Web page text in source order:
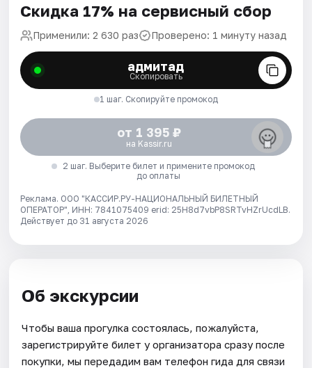
Скидка 17% на сервисный сбор
Применили: 2 630 раз Проверено: 1 минуту назад
адмитад
Скопировать
1 шаг. Скопируйте промокод
от 1 395 ₽
на Kassir.ru
2 шаг. Выберите билет и примените промокод
до оплаты
Реклама. ООО "КАССИР.РУ-НАЦИОНАЛЬНЫЙ БИЛЕТНЫЙ
ОПЕРАТОР", ИНН: 7841075409 erid: 25H8d7vbP8SRTvHZrUcdLB.
Действует до 31 августа 2026
Об экскурсии
Чтобы ваша прогулка состоялась, пожалуйста,
зарегистрируйте билет у организатора сразу после
покупки, мы передадим вам телефон гида для связи